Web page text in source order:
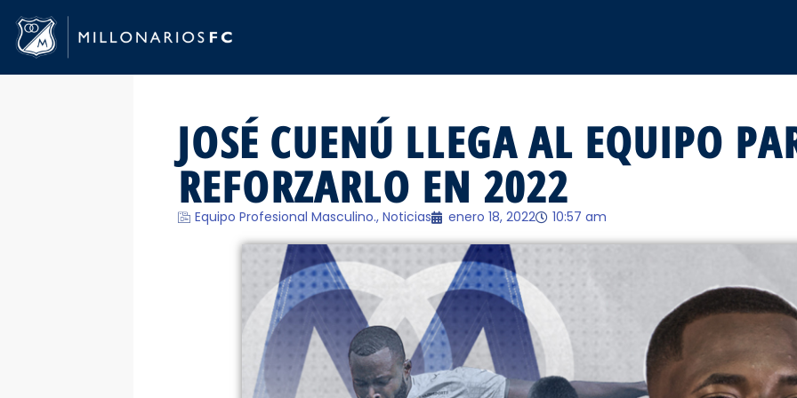
JOSÉ CUENÚ LLEGA AL EQUIPO
REFORZARLO EN 2022
Equipo Profesional Masculino., Noticias enero 18, 2022 10:57 am